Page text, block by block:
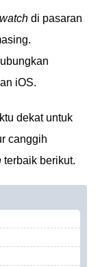
di pasaran
iOS.
dekat untuk
canggih
terbaik berikut.